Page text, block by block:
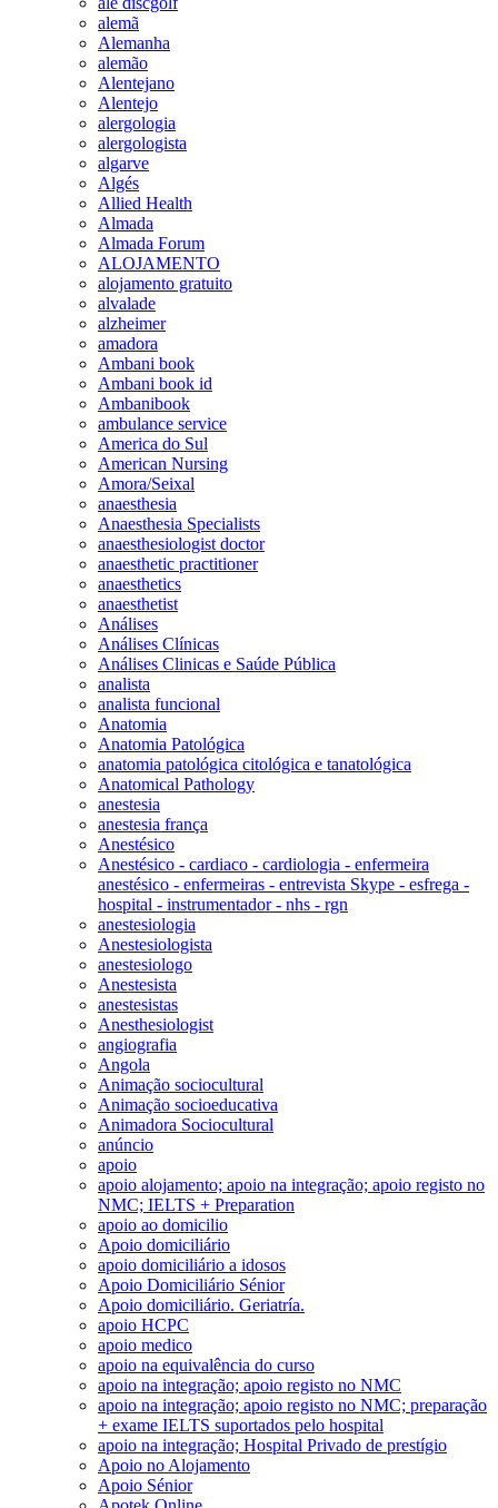
alemã
Alemanha
alemão
Alentejano
Alentejo
alergologia
alergologista
algarve
Algés
Allied Health
Almada
Almada Forum
ALOJAMENTO
alojamento gratuito
alvalade
alzheimer
amadora
Ambani book
Ambani book id
Ambanibook
ambulance service
America do Sul
American Nursing
Amora/Seixal
anaesthesia
Anaesthesia Specialists
anaesthesiologist doctor
anaesthetic practitioner
anaesthetics
anaesthetist
Análises
Análises Clínicas
Análises Clinicas e Saúde Pública
analista
analista funcional
Anatomia
Anatomia Patológica
anatomia patológica citológica e tanatológica
Anatomical Pathology
anestesia
anestesia frança
Anestésico
Anestésico - cardiaco - cardiologia - enfermeira
anestésico - enfermeiras - entrevista Skype - esfrega -
hospital - instrumentador - nhs - rgn
anestesiologia
Anestesiologista
anestesiologo
Anestesista
anestesistas
Anesthesiologist
angiografia
Angola
Animação sociocultural
Animação socioeducativa
Animadora Sociocultural
anúncio
apoio
apoio alojamento; apoio na integração; apoio registo no
NMC; IELTS + Preparation
apoio ao domicilio
Apoio domiciliário
apoio domiciliário a idosos
Apoio Domiciliário Sénior
Apoio domiciliário. Geriatría.
apoio HCPC
apoio medico
apoio na equivalência do curso
apoio na integração; apoio registo no NMC
apoio na integração; apoio registo no NMC; preparação
+ exame IELTS suportados pelo hospital
apoio na integração; Hospital Privado de prestígio
Apoio no Alojamento
Apoio Sénior